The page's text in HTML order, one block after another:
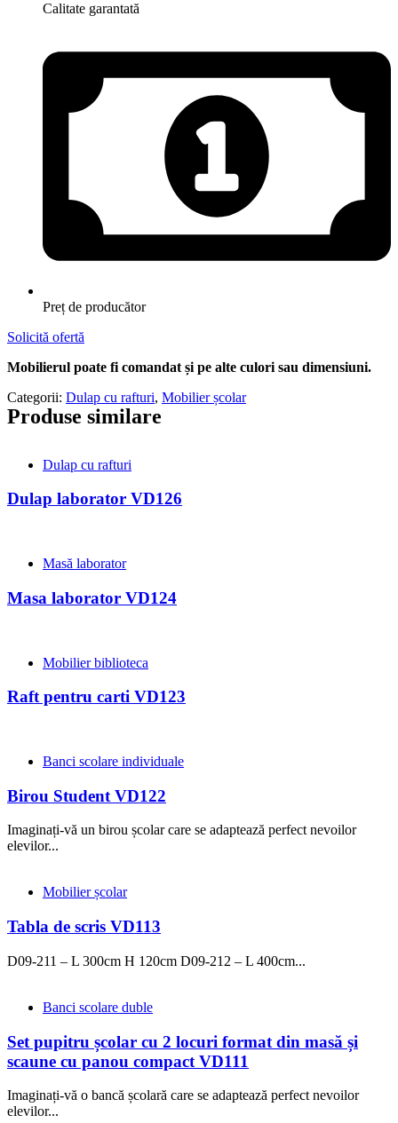
Calitate garantată
Preț de producător
Solicită ofertă
Mobilierul poate fi comandat și pe alte culori sau dimensiuni.
Categorii: Dulap cu rafturi, Mobilier școlar
Produse similare
Dulap cu rafturi
Dulap laborator VD126
Masă laborator
Masa laborator VD124
Mobilier biblioteca
Raft pentru carti VD123
Banci scolare individuale
Birou Student VD122
Imaginați-vă un birou școlar care se adaptează perfect nevoilor
elevilor...
Mobilier școlar
Tabla de scris VD113
D09-211 – L 300cm H 120cm D09-212 – L 400cm...
Banci scolare duble
Set pupitru școlar cu 2 locuri format din masă și
scaune cu panou compact VD111
Imaginați-vă o bancă școlară care se adaptează perfect nevoilor
elevilor...